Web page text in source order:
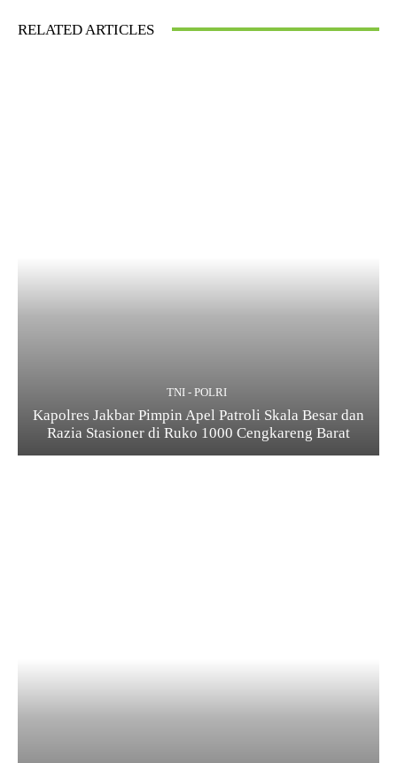
RELATED ARTICLES
TNI - POLRI
Kapolres Jakbar Pimpin Apel Patroli Skala Besar dan
Razia Stasioner di Ruko 1000 Cengkareng Barat